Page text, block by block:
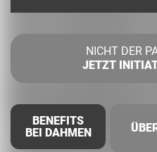
NICHT DER
JETZT
BENEFITS
BEI DAHMEN